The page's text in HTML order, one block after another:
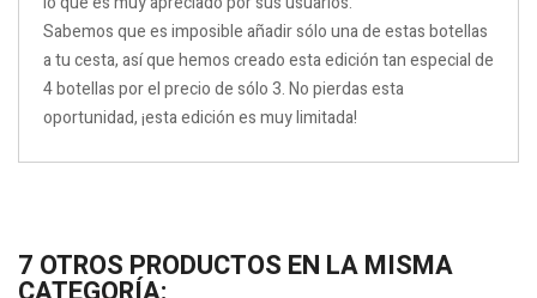
Sabemos que es imposible añadir sólo una de estas botellas
a tu cesta, así que hemos creado esta edición tan especial de
4 botellas por el precio de sólo 3. No pierdas esta
oportunidad, ¡esta edición es muy limitada!
7 OTROS PRODUCTOS EN LA MISMA